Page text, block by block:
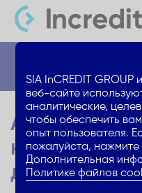
Airbnb –
квартиру
доход
SIA InCREDIT
веб-сайте
аналитические,
чтобы обеспечить
опыт пользователя.
пожалуйста, нажмите
Дополнительная
Политике файлов